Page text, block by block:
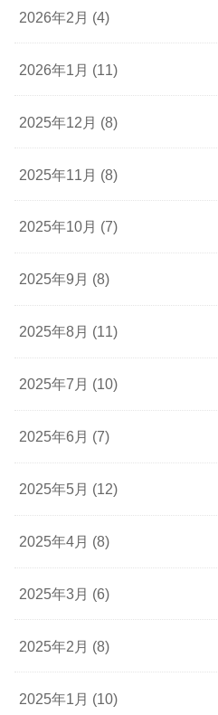
2026年2月 (4)
2026年1月 (11)
2025年12月 (8)
2025年11月 (8)
2025年10月 (7)
2025年9月 (8)
2025年8月 (11)
2025年7月 (10)
2025年6月 (7)
2025年5月 (12)
2025年4月 (8)
2025年3月 (6)
2025年2月 (8)
2025年1月 (10)